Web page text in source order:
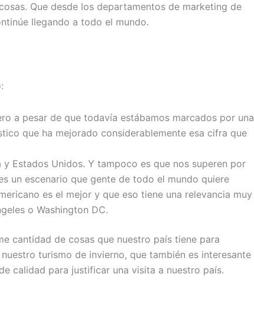
Que desde los departamentos de marketing de
llegando a todo el mundo.
a pesar de que todavía estábamos marcados por una
que ha mejorado considerablemente esa cifra que
y Estados Unidos. Y tampoco es que nos superen por
un escenario que gente de todo el mundo quiere
es el mejor y que eso tiene una relevancia muy
o Washington DC.
cantidad de cosas que nuestro país tiene para
turismo de invierno, que también es interesante
calidad para justificar una visita a nuestro país.